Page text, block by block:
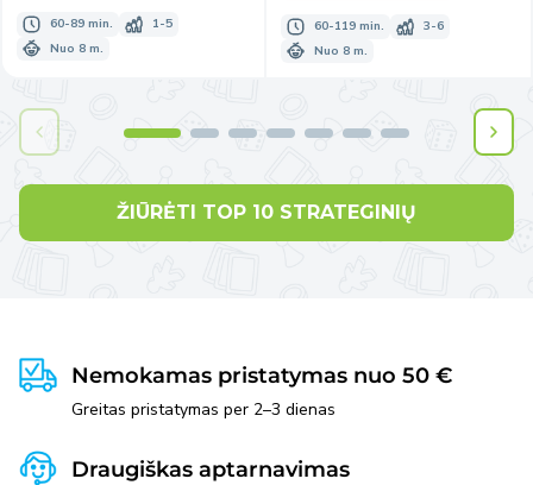
60-89 min.
1-5
Nuo 8 m.
60-119 min.
3-6
Nuo 8 m.
ŽIŪRĖTI TOP 10 STRATEGINIŲ
Nemokamas pristatymas nuo 50 €
Greitas pristatymas per 2–3 dienas
Draugiškas aptarnavimas